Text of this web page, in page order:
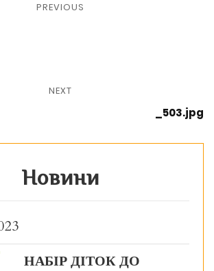
PREVIOUS
NEXT
_503.jpg
Новини
НАБІР ДІТОК ДО